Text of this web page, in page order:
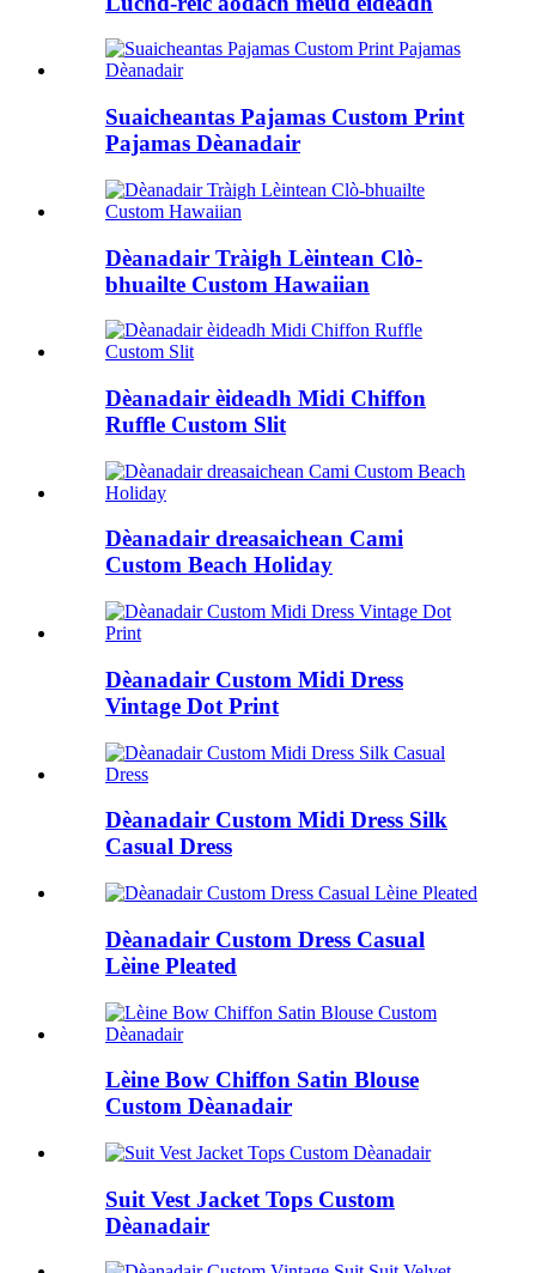
Suaicheantas Pajamas Custom Print
Pajamas Dèanadair
Dèanadair Tràigh Lèintean Clò-
bhuailte Custom Hawaiian
Dèanadair èideadh Midi Chiffon
Ruffle Custom Slit
Dèanadair dreasaichean Cami
Custom Beach Holiday
Dèanadair Custom Midi Dress
Vintage Dot Print
Dèanadair Custom Midi Dress Silk
Casual Dress
Dèanadair Custom Dress Casual
Lèine Pleated
Lèine Bow Chiffon Satin Blouse
Custom Dèanadair
Suit Vest Jacket Tops Custom
Dèanadair